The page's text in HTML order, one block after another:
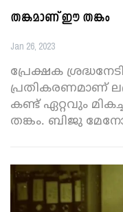
തങ്കമാണ് ഈ തങ്കം
Jan 26, 2023
പ്രേക്ഷക
പ്രതികരണമാണ്
കണ്ട് ഏറ്റവും
തങ്കം. ബിജു